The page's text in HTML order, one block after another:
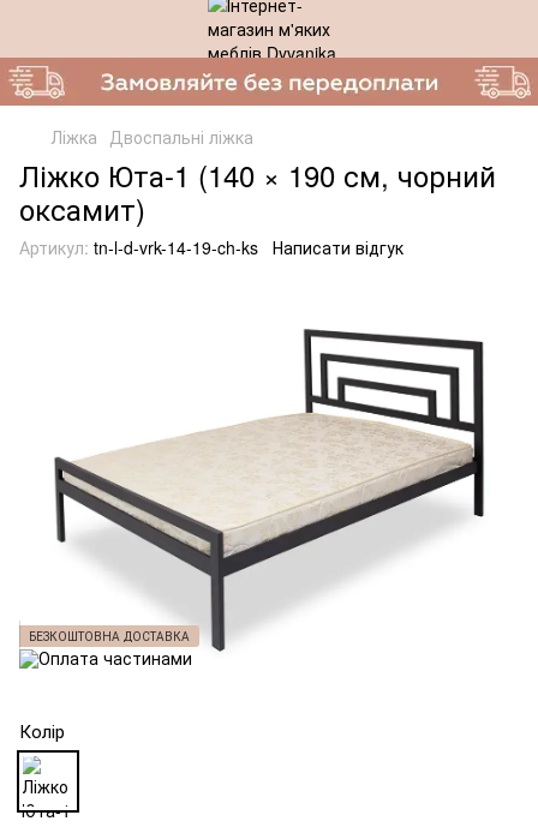
Ліжка Двоспальні ліжка
Ліжко Юта-1 (140 × 190 см, чорний
оксамит)
Артикул: tn-l-d-vrk-14-19-ch-ks Написати відгук
БЕЗКОШТОВНА ДОСТАВКА
Колір